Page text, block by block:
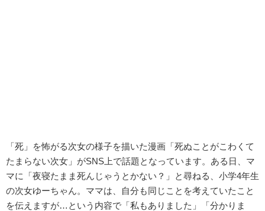
「死」を怖がる次女の様子を描いた漫画「死ぬことがこわくて
たまらない次女」がSNS上で話題となっています。ある日、マ
マに「夜寝たまま死んじゃうとかない？」と尋ねる、小学4年生
の次女ゆーちゃん。ママは、自分も同じことを考えていたこと
を伝えますが…という内容で「私もありました」「分かりま